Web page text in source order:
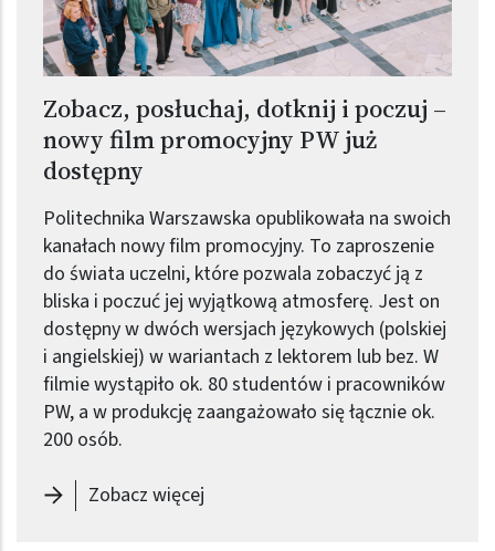
Zobacz, posłuchaj, dotknij i poczuj –
nowy film promocyjny PW już
dostępny
Politechnika Warszawska opublikowała na swoich
kanałach nowy film promocyjny. To zaproszenie
do świata uczelni, które pozwala zobaczyć ją z
bliska i poczuć jej wyjątkową atmosferę. Jest on
dostępny w dwóch wersjach językowych (polskiej
i angielskiej) w wariantach z lektorem lub bez. W
filmie wystąpiło ok. 80 studentów i pracowników
PW, a w produkcję zaangażowało się łącznie ok.
200 osób.
Zobacz więcej-